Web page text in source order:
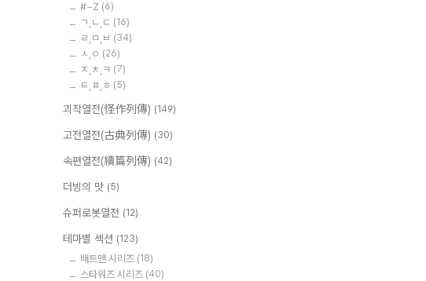
#~Z (6)
ㄱ,ㄴ,ㄷ (16)
ㄹ,ㅁ,ㅂ (34)
ㅅ,ㅇ (26)
ㅈ,ㅊ,ㅋ (7)
ㅌ,ㅍ,ㅎ (5)
괴작열전(怪作列傳) (149)
고전열전(古典列傳) (30)
속편열전(續篇列傳) (42)
더빙의 맛 (5)
슈퍼로봇열전 (12)
테마별 섹션 (123)
배트맨 시리즈 (18)
스타워즈 시리즈 (40)